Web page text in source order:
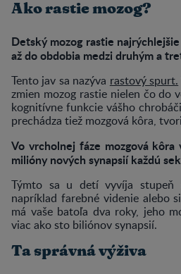
Ako rastie mozog?
Detský mozog rastie
až do obdobia medzi druhým a
Tento jav sa nazýva rastový spurt.
zmien mozog rastie nielen čo do
kognitívne funkcie vášho
prechádza tiež mozgová kôra,
Vo vrcholnej fáze mozgová
milióny nových synapsií každú
Týmto sa u detí vyvíja stupeň
napríklad farebné videnie alebo
má vaše batoľa dva roky, jeho
viac ako sto biliónov synapsií.
Ta správná výživa